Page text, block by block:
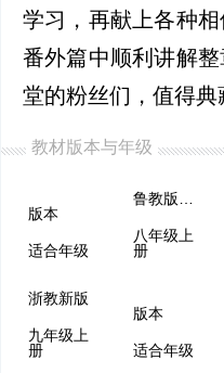
学习，再献上各种
番外篇中顺利讲解
堂的粉丝们，值得典
教材版本与年级
版本
适合年级
八年级上
册
浙教新版
九年级上
册
版本
适合年级